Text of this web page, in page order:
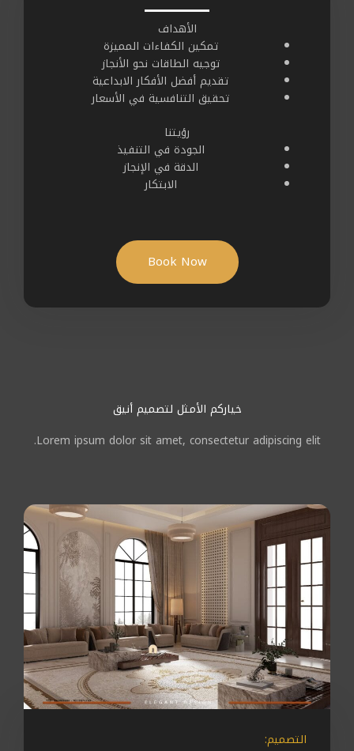
الأهداف
تمكين الكفاءات المميزة
توجيه الطاقات نحو الأنجاز
تقديم أفضل الأفكار الابداعية
تحقيق التنافسية في الأسعار
رؤيتنا
الجودة في التنفيذ
الدقة في الإنجاز
الابتكار
Book Now
خياركم الأمثل لتصميم أنيق
Lorem ipsum dolor sit amet, consectetur adipiscing elit.
التصميم: